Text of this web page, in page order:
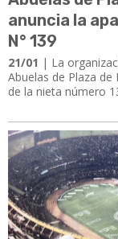
anuncia la
N° 139
21/01 | La
Abuelas de Plaza
de la nieta número